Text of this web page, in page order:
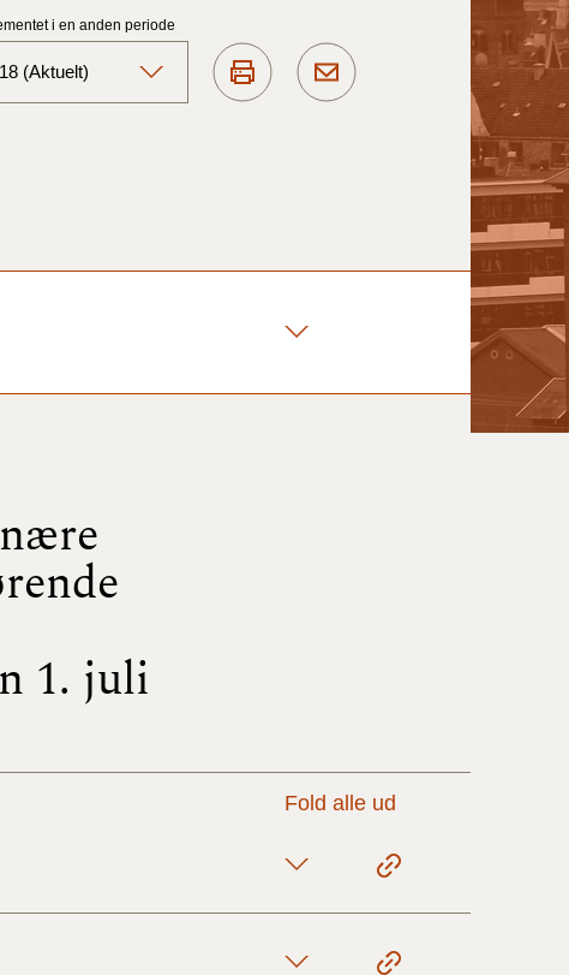
i en anden periode
(Aktuelt)
(1/7- 31/12
(17/9 - 31/12
(1/7 - 16/9
1. juli
Fold alle ud